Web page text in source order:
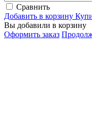
Сравнить
Добавить в корзину
Вы добавили в корзину
Оформить заказ